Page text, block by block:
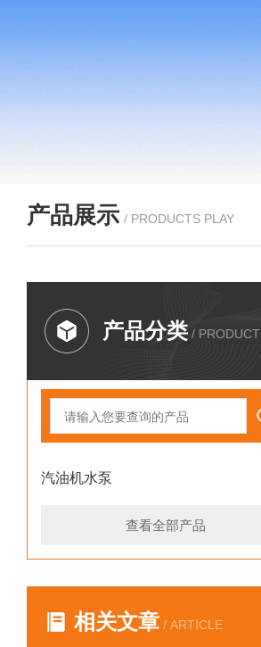
产品展示 / PRODUCTS PLAY
产品分类 / PRODUCT
汽油机水泵
查看全部产品
相关文章 / ARTICLE